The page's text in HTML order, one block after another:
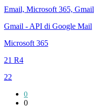
Email, Microsoft 365, Gmail
Gmail - API di Google Mail
Microsoft 365
21 R4
22
0
0